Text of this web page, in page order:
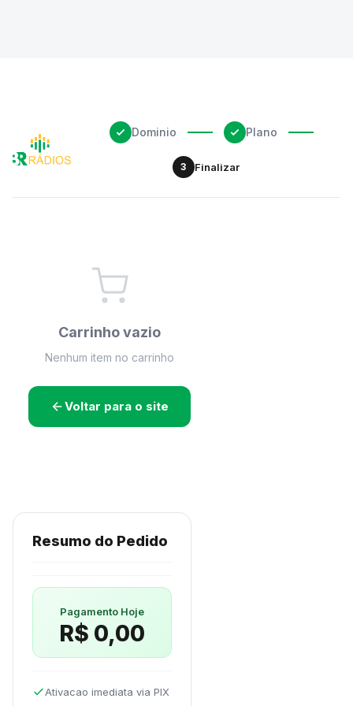
Dominio Plano
3 Finalizar
Carrinho vazio
Nenhum item no carrinho
Voltar para o site
Resumo do Pedido
Pagamento Hoje
R$ 0,00
Ativacao imediata via PIX